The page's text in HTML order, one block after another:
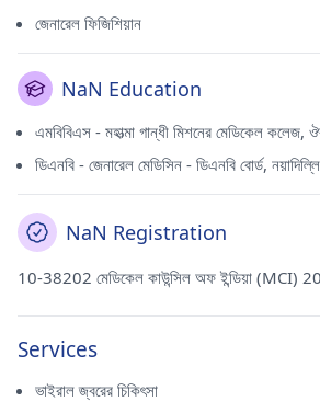
জেনারেল ফিজিশিয়ান
NaN Education
এমবিবিএস - মহাত্মা গান্ধী মিশনের মেডিকেল কলেজ,
ডিএনবি - জেনারেল মেডিসিন - ডিএনবি বোর্ড, নয়াদিল্লি
NaN Registration
10-38202 মেডিকেল কাউন্সিল অফ ইন্ডিয়া (MCI)
Services
ভাইরাল জ্বরের চিকিৎসা